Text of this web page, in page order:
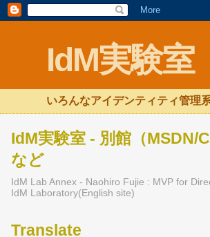
IdM実験室
いろんなアイデンティティ管理
IdM実験室 - 別館（MSDN/
など
IdM Lab Annex - Naohiro Fujie : MVP for
IdM Laboratory(English site)
Translate